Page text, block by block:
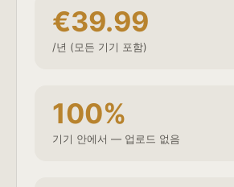
€39.99
/년 (모든 기기 포함)
100%
기기 안에서 — 업로드 없음